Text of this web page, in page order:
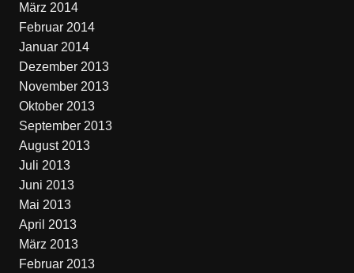
März 2014
Februar 2014
Januar 2014
Dezember 2013
November 2013
Oktober 2013
September 2013
August 2013
Juli 2013
Juni 2013
Mai 2013
April 2013
März 2013
Februar 2013